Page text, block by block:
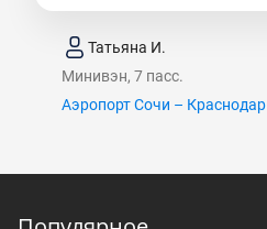
Татьяна И.
Минивэн, 7 пасс.
Аэропорт Сочи – Краснодар